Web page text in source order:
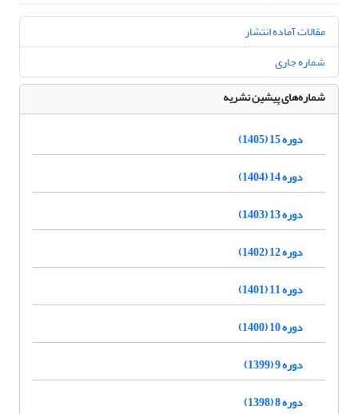
مقالات آماده انتشار
شماره جاری
شماره‌های پیشین نشریه
دوره 15 (1405)
دوره 14 (1404)
دوره 13 (1403)
دوره 12 (1402)
دوره 11 (1401)
دوره 10 (1400)
دوره 9 (1399)
دوره 8 (1398)